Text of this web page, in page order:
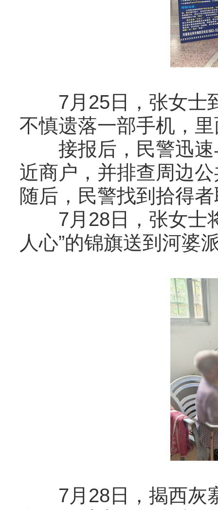
7月25日，张女士到
不慎遗落一部手机，
接报后，民警迅速
近商户，并排查周边
随后，民警找到拾得
7月28日，张女士将
人心”的锦旗送到河婆
7月28日，揭西灰寨